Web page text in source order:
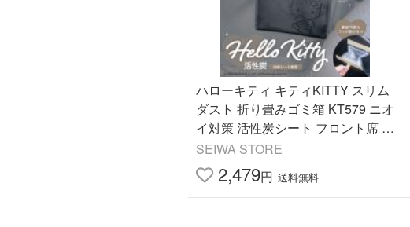
ハローキティ キティKITTY スリム
ダスト 折り畳みゴミ箱 KT579 ニオ
イ対策 活性炭シート フロント席 収
納 ゴミ箱 サンリオ Sanrio セイワ
(SEIWA)
SEIWA STORE
2,479円 送料無料